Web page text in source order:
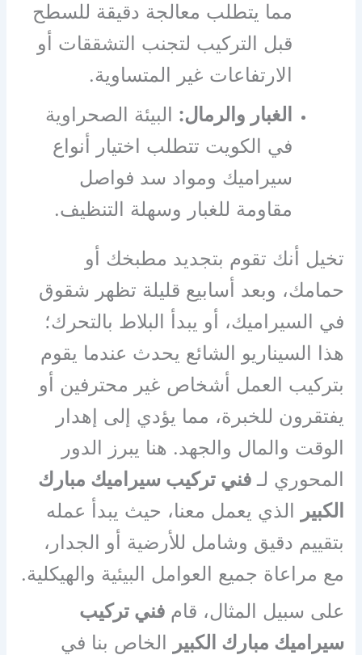
مما يتطلب معالجة دقيقة للسطح
قبل التركيب لتجنب التشققات أو
الارتفاعات غير المتساوية.
الغبار والرمال: البيئة الصحراوية
في الكويت تتطلب اختيار أنواع
سيراميك ومواد سد فواصل
مقاومة للغبار وسهلة التنظيف.
تخيل أنك تقوم بتجديد مطبخك أو
حمامك، وبعد أسابيع قليلة تظهر شقوق
في السيراميك، أو يبدأ البلاط بالتحرك؛
هذا السيناريو الشائع يحدث عندما يقوم
بتركيب العمل أشخاص غير محترفين أو
يفتقرون للخبرة، مما يؤدي إلى إهدار
الوقت والمال والجهد. هنا يبرز الدور
المحوري لـفني تركيب سيراميك مبارك
الكبير الذي يعمل معنا، حيث يبدأ عمله
بتقييم دقيق وشامل للأرضية أو الجدار،
مع مراعاة جميع العوامل البيئية والهيكلية.
على سبيل المثال، قامفني تركيب
سيراميك مبارك الكبير الخاص بنا في